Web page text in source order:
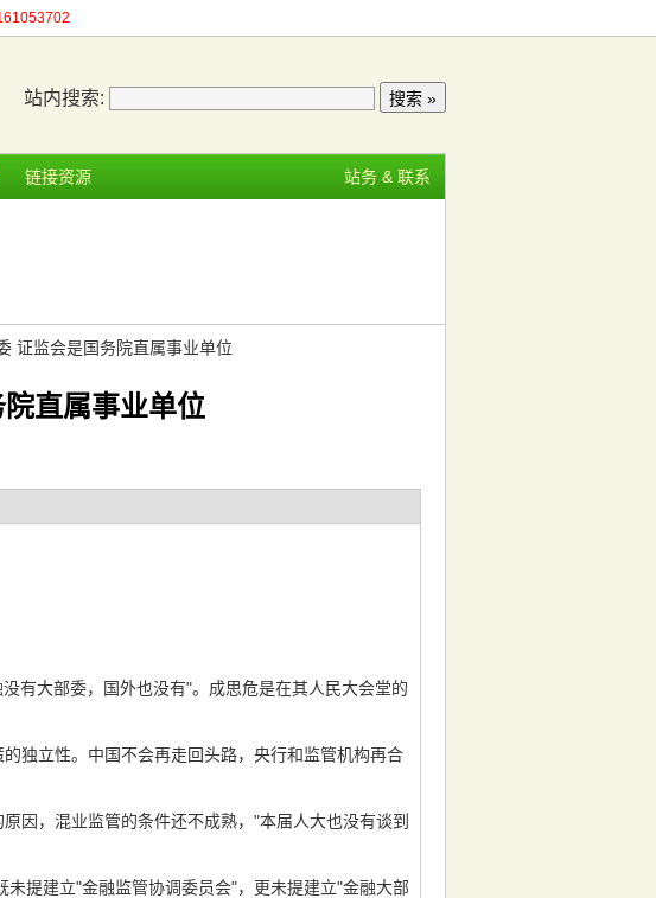
站内搜索:
链接资源 站务 & 联系
证监会是国务院直属事业单位
直属事业单位
大部委，国外也没有"。成思危是在其人民大会堂的
立性。中国不会再走回头路，央行和监管机构再合
，混业监管的条件还不成熟，"本届人大也没有谈到
提建立"金融监管协调委员会"，更未提建立"金融大部